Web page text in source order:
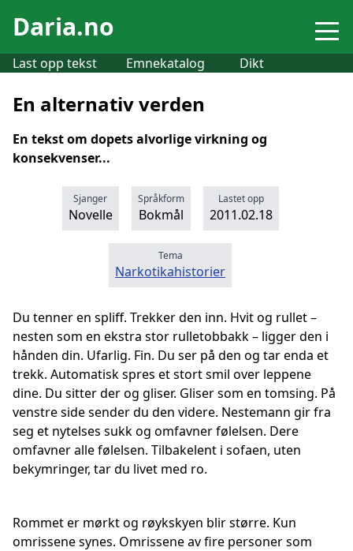
Daria.no
Last opp tekst Emnekatalog Dikt
En alternativ verden
En tekst om dopets alvorlige virkning og
konsekvenser...
Sjanger
Novelle
Språkform
Bokmål
Lastet opp
2011.02.18
Tema
Narkotikahistorier
Du tenner en spliff. Trekker den inn. Hvit og rullet –
nesten som en ekstra stor rulletobbakk – ligger den i
hånden din. Ufarlig. Fin. Du ser på den og tar enda et
trekk. Automatisk spres et stort smil over leppene
dine. Du sitter der og gliser. Gliser som en tomsing. På
venstre side sender du den videre. Nestemann gir fra
seg et nytelses sukk og omfavner følelsen. Dere
omfavner alle følelsen. Tilbakelent i sofaen, uten
bekymringer, tar du livet med ro.
Rommet er mørkt og røykskyen blir større. Kun
omrissene synes. Omrissene av fire personer som